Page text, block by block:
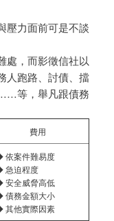
壓力面前可是不談
處，而影徵信社以
人跑路、討債、擋
等，舉凡跟債務
費用
依案件難易度
急迫程度
安全威脅高低
債務金額大小
其他實際因素